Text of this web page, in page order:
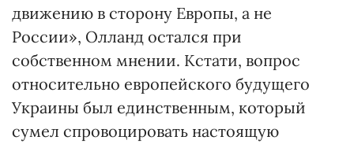
движению в сторону Европы, а не
России», Олланд остался при
собственном мнении. Кстати, вопрос
относительно европейского будущего
Украины был единственным, который
сумел спровоцировать настоящую